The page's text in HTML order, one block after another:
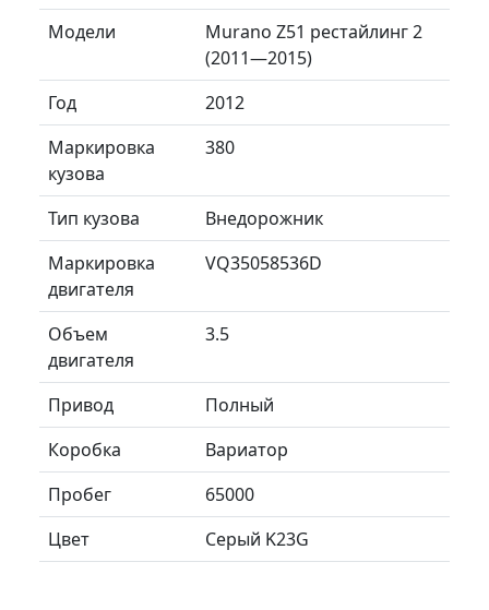
Модели
Murano Z51 рестайлинг 2
(2011—2015)
Год
2012
Маркировка
кузова
380
Тип кузова
Внедорожник
Маркировка
двигателя
VQ35058536D
Объем
двигателя
3.5
Привод
Полный
Коробка
Вариатор
Пробег
65000
Цвет
Серый K23G